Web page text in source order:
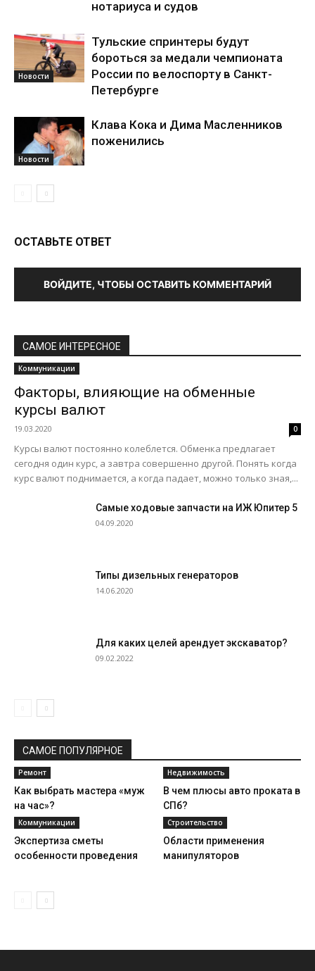
нотариуса и судов
Новости
Тульские спринтеры будут
бороться за медали чемпионата
России по велоспорту в Санкт-
Петербурге
Новости
Клава Кока и Дима Масленников
поженились
ОСТАВЬТЕ ОТВЕТ
ВОЙДИТЕ, ЧТОБЫ ОСТАВИТЬ КОММЕНТАРИЙ
САМОЕ ИНТЕРЕСНОЕ
Коммуникации
Факторы, влияющие на обменные
курсы валют
19.03.2020 0
Курсы валют постоянно колеблется. Обменка предлагает
сегодня один курс, а завтра совершенно другой. Понять когда
курс валют поднимается, а когда падает, можно только зная,...
Самые ходовые запчасти на ИЖ Юпитер 5
04.09.2020
Типы дизельных генераторов
14.06.2020
Для каких целей арендует экскаватор?
09.02.2022
САМОЕ ПОПУЛЯРНОЕ
Ремонт
Как выбрать мастера «муж
на час»?
Недвижимость
В чем плюсы авто проката в
СПб?
Коммуникации
Экспертиза сметы
особенности проведения
Строительство
Области применения
манипуляторов